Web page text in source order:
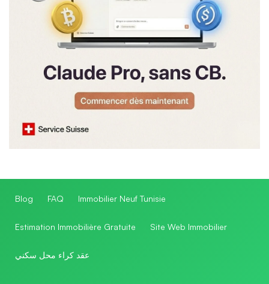
Blog FAQ Immobilier Neuf Tunisie
Estimation Immobilière Gratuite Site Web Immobilier
عقد كراء محل سكني